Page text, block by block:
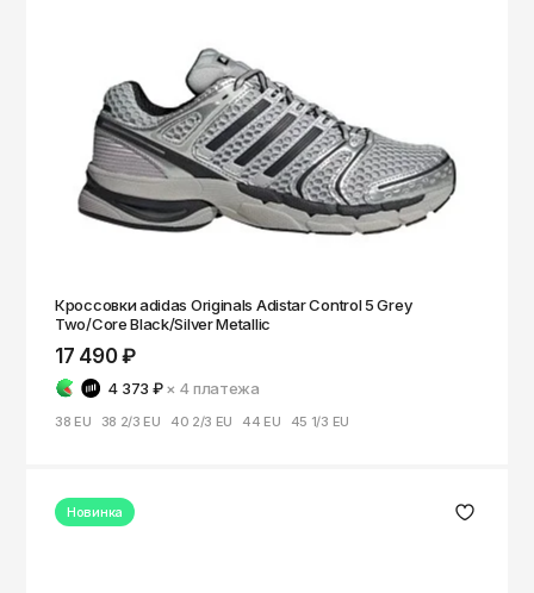
Кроссовки adidas Originals Adistar Control 5 Grey
Two/Core Black/Silver Metallic
17 490 ₽
4 373 ₽ × 4платежа
38 EU 38 2/3 EU 40 2/3 EU 44 EU 45 1/3 EU
Новинка